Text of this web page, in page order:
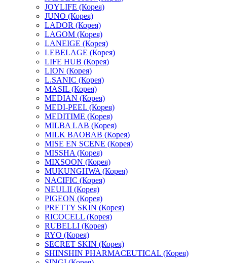
JOYLIFE (Корея)
JUNO (Корея)
LADOR (Корея)
LAGOM (Корея)
LANEIGE (Корея)
LEBELAGE (Корея)
LIFE HUB (Корея)
LION (Корея)
L.SANIC (Корея)
MASIL (Корея)
MEDIAN (Корея)
MEDI-PEEL (Корея)
MEDITIME (Корея)
MILBA LAB (Корея)
MILK BAOBAB (Корея)
MISE EN SCENE (Корея)
MISSHA (Корея)
MIXSOON (Корея)
MUKUNGHWA (Корея)
NACIFIC (Корея)
NEULII (Корея)
PIGEON (Корея)
PRETTY SKIN (Корея)
RICOCELL (Корея)
RUBELLI (Корея)
RYO (Корея)
SECRET SKIN (Корея)
SHINSHIN PHARMACEUTICAL (Корея)